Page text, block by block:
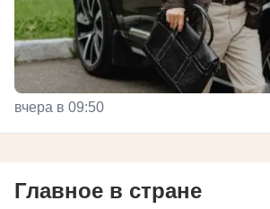
вчера в 09:50
Главное в стране